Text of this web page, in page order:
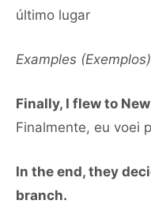
último lugar
Examples
Finally, I flew to
Finalmente, eu voei
In the end, they
branch.